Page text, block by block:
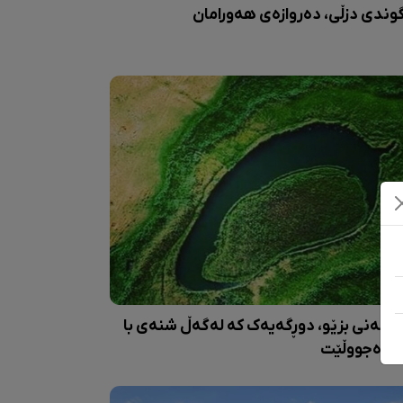
دزڵی، دەروازەی هەورامان
چیمەنی بزێو، دوڕگەیەک کە لەگەڵ شنەی با
دا دەجووڵێت